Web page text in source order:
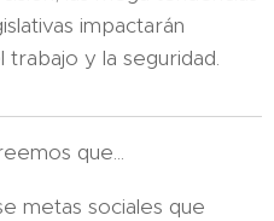
impactarán
y la seguridad.
que...
metas sociales que